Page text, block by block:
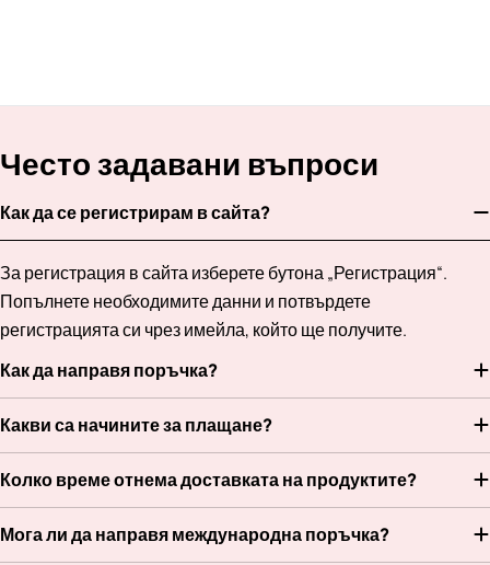
Често задавани въпроси
Как да се регистрирам в сайта?
За регистрация в сайта изберете бутона „Регистрация“.
Попълнете необходимите данни и потвърдете
регистрацията си чрез имейла, който ще получите.
Как да направя поръчка?
Какви са начините за плащане?
Колко време отнема доставката на продуктите?
Мога ли да направя международна поръчка?